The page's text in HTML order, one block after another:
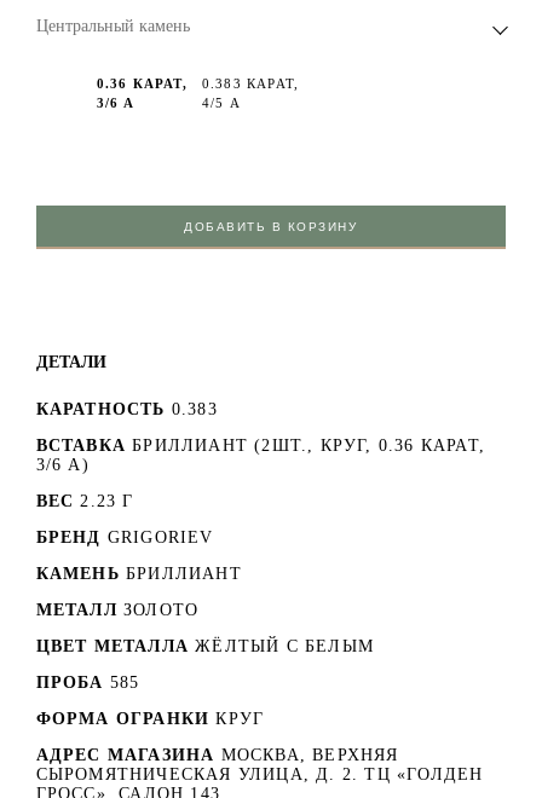
Центральный камень
0.36 КАРАТ,
3/6 А
0.383 КАРАТ,
4/5 А
ДОБАВИТЬ В КОРЗИНУ
ДЕТАЛИ
КАРАТНОСТЬ 0.383
ВСТАВКА БРИЛЛИАНТ (2ШТ., КРУГ, 0.36 КАРАТ,
3/6 А)
ВЕС 2.23 Г
БРЕНД GRIGORIEV
КАМЕНЬ БРИЛЛИАНТ
МЕТАЛЛ ЗОЛОТО
ЦВЕТ МЕТАЛЛА ЖЁЛТЫЙ С БЕЛЫМ
ПРОБА 585
ФОРМА ОГРАНКИ КРУГ
АДРЕС МАГАЗИНА МОСКВА, ВЕРХНЯЯ
СЫРОМЯТНИЧЕСКАЯ УЛИЦА, Д. 2. ТЦ «ГОЛДЕН
ГРОСС». САЛОН 143